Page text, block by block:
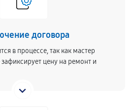
договора
в процессе, так как мастер
зафиксирует цену на ремонт и